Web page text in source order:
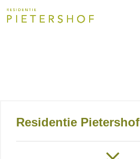
Residentie Pietershof